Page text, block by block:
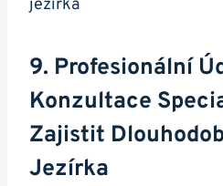
9. Profesionální
Konzultace
Zajistit‍
Jezírka